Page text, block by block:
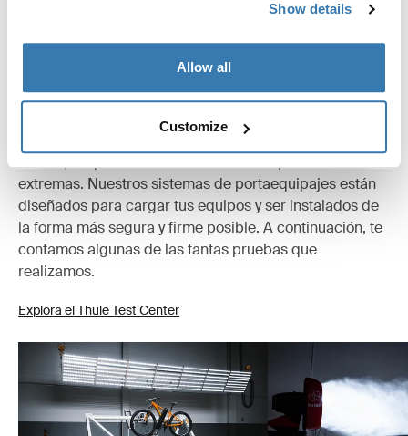
Show details
Allow all
Customize
Probados al límite
En el Thule Test Center™ ubicado en Hillerstorp,
extremas. Nuestros sistemas de portaequipajes están
diseñados para cargar tus equipos y ser instalados de
la forma más segura y firme posible. A continuación, te
contamos algunas de las tantas pruebas que
realizamos.
Explora el Thule Test Center